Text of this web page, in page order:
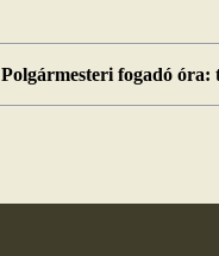
Polgármesteri fogadó óra: